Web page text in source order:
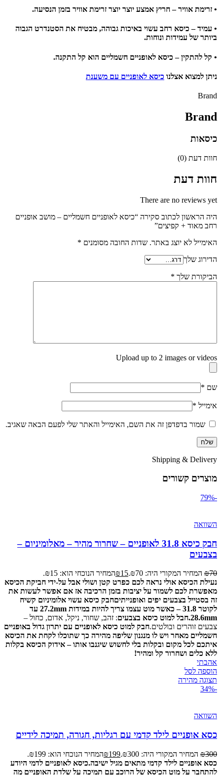
• זרימת אוויר – חריץ אמצע יוצר יוצר זרימת אוויר בזמן הנסיעה.
• עמיד – כיסא רחב עשוי באיכות גבוהה, מבטיח את הסטנדרט הגבוה
ביותר של עמידות ונוחות.
• קל להתקין – כיסא לאופניים חשמליים הוא קל התקנה.
ניתן למצוא אצלנו כיסא לאופניים עם משענת
Brand
Brand
כיסאות
חוות דעת (0)
חוות דעת
There are no reviews yet
היה הראשון לכתוב סקירה “כיסא לאופניים חשמליים – מושב אופניים
רחב מאוד + קפיצים”
האימייל לא יוצג באתר. שדות החובה מסומנים *
הדירוג שלך
הביקורת שלך *
Upload up to 2 images or videos
שם *
אימייל *
שמור בדפדפן זה את השם, האימייל והאתר שלי לפעם הבאה שאגיב.
Shipping & Delivery
מוצרים קשורים
-79%
השוואה
חבק כיסא 31.8 לאופניים – שחרור מהיר – מאלומיניום –
בצבעים
₪70 המחיר המקורי היה: ₪70. ₪15
המחיר הנוכחי הוא: ₪15.
נעילת הכיסא אולי נראה לכם כפרט קטן ושולי אבל על-ידי חביקת הכיסא
מאפשרת לכם לשמור על יציבות בזמן הרכיבה אז אם אפשר לעשות את
זה בסטייל בצבעים יפים ואופנייתיםחבק כיסא עשוי אלומיניום קשיח
לקוטר 31.8 – כאשר מוט עצמו צריך להיות במידות 27.2mm עד
28.6mm. חבל למוט כיסא בצבעים: זהב, שחור, ניקל, אדום, כחול –
צבעים זוהרים ובולטים.חבק למוט כיסא לאופניים עם יתרון גדול באופניים
חשמליים מאחר ויש לו מנגנון שליפה מהירה כך שתוכלו לקחת את הכיסא
איתכם לכל מקום ובקלות בלי לחשוש שיגנבו אותו – אידוק הכיסא בקלות
ללא כלים ושחרור קל ומהיר!
אהבתי
הוספה לסל
תצוגה מהירה
-34%
השוואה
כסא אופניים לילד קדמי עם רגליות, חגורה, תמיכה לידיים
₪300 המחיר המקורי היה: ₪300. ₪199
המחיר הנוכחי הוא: ₪199.
כסא אופניים לילד קדמי מתאים מגיל ישיבה.כיסא לאופניים לדמי היודע
להתחבר על מוט הכיסא של הרוכב עם תמיכה על שלדת האופניים מה